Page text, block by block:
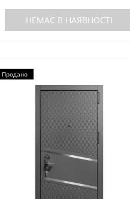
НЕМАЄ В НАЯВНОСТІ
Продано